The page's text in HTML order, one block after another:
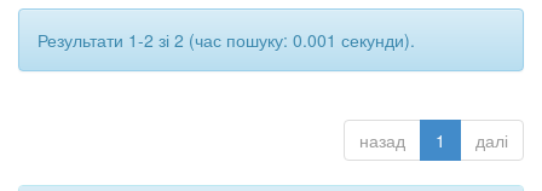
Результати 1-2 зі 2 (час пошуку: 0.001 секунди).
назад 1 далі